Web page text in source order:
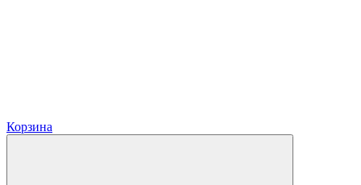
Корзина